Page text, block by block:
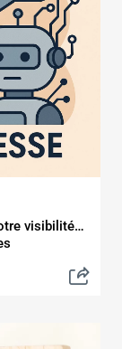
visibilité…